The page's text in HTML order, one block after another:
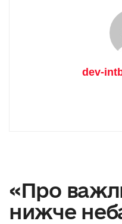
dev-
«Про
нижче